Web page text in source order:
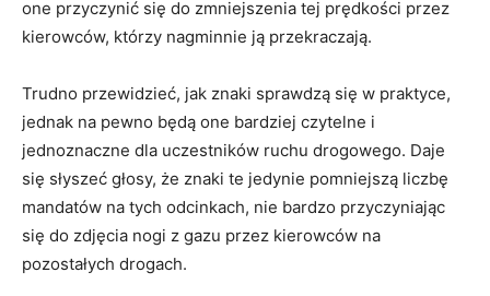
one przyczynić się do zmniejszenia tej prędkości przez
kierowców, którzy nagminnie ją przekraczają.
Trudno przewidzieć, jak znaki sprawdzą się w praktyce,
jednak na pewno będą one bardziej czytelne i
jednoznaczne dla uczestników ruchu drogowego. Daje
się słyszeć głosy, że znaki te jedynie pomniejszą liczbę
mandatów na tych odcinkach, nie bardzo przyczyniając
się do zdjęcia nogi z gazu przez kierowców na
pozostałych drogach.